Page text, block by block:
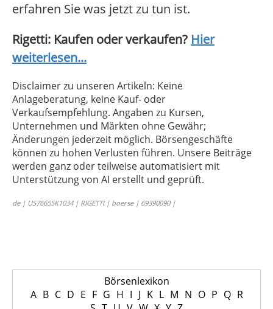
erfahren Sie was jetzt zu tun ist.
Rigetti: Kaufen oder verkaufen? Hier
weiterlesen...
Disclaimer zu unseren Artikeln: Keine
Anlageberatung, keine Kauf- oder
Verkaufsempfehlung. Angaben zu Kursen,
Unternehmen und Märkten ohne Gewähr;
Änderungen jederzeit möglich. Börsengeschäfte
können zu hohen Verlusten führen. Unsere Beiträge
werden ganz oder teilweise automatisiert mit
Unterstützung von AI erstellt und geprüft.
de | US76655K1034 | RIGETTI | boerse | 69390090 |
Börsenlexikon
A B C D E F G H I J K L M N O P Q R